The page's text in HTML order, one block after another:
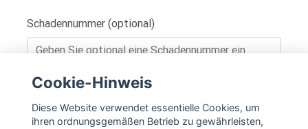
Schadennummer (optional)
IN DEN WARENKORB
Cookie-Hinweis
Diese Website verwendet essentielle Cookies, um
ihren ordnungsgemäßen Betrieb zu gewährleisten,